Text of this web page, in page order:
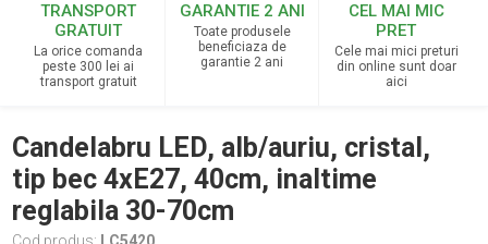
TRANSPORT
GRATUIT
La orice comanda
peste 300 lei ai
transport gratuit
GARANTIE 2 ANI
Toate produsele
beneficiaza de
garantie 2 ani
CEL MAI MIC
PRET
Cele mai mici preturi
din online sunt doar
aici
Candelabru LED, alb/auriu, cristal,
tip bec 4xE27, 40cm, inaltime
reglabila 30-70cm